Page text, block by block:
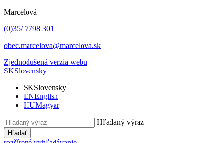
Marcelová
(0)35/ 7798 301
obec.marcelova@marcelova.sk
Zjednodušená verzia webu
SKSlovensky
SKSlovensky
ENEnglish
HUMagyar
Hľadaný výraz
Hľadať